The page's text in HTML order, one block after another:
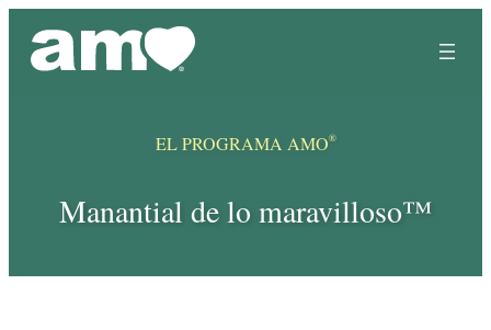
content
EL PROGRAMA AMO®
Manantial de lo maravilloso™